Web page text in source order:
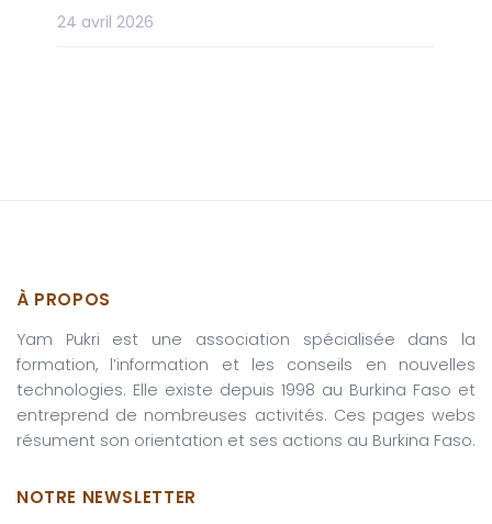
24 avril 2026
À PROPOS
Yam Pukri est une association spécialisée dans la
formation, l’information et les conseils en nouvelles
technologies. Elle existe depuis 1998 au Burkina Faso et
entreprend de nombreuses activités. Ces pages webs
résument son orientation et ses actions au Burkina Faso.
NOTRE NEWSLETTER